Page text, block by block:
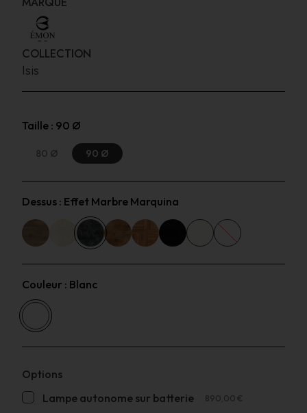
COLLECTION
Isis
Taille : 90 Ø
80 Ø 90 Ø
Dessus : Effet Marbre Marquina
Couleur : Blanc
Options
Lampe autonome sur batterie
890,00 €